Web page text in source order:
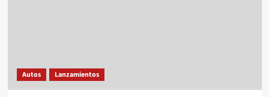
Autos Lanzamientos